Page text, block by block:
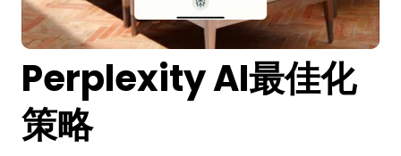
Perplexity AI最佳化
策略